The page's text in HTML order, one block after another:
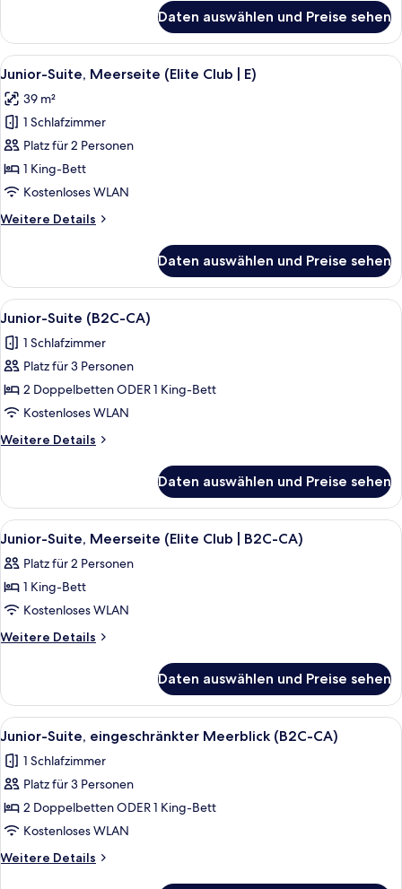
Meerblick
(Elite
Club
E)
Daten auswählen und Preise sehen
Alle
Fotos
für
Junior-
Suite,
Meerseite
(Elite
|
Ein Bett mit gemustertem Überwurf,
10
Junior-Suite, Meerseite (Elite Club | E)
39 m²
1 Schlafzimmer
Platz für 2 Personen
1 King-Bett
Kostenloses WLAN
Weitere Details
Weitere
Suite,
Meerseite
(Elite
E)
Daten auswählen und Preise sehen
Alle
Fotos
für
Junior-
Suite
(B2C-
CA)
anzeigen
Ein modernes Hotelzimmer mit
6
Junior-Suite (B2C-CA)
1 Schlafzimmer
Platz für 3 Personen
2 Doppelbetten ODER 1 King-Bett
Kostenloses WLAN
Weitere Details
Weitere
Suite
(B2C-
CA)
Daten auswählen und Preise sehen
Alle
Fotos
für
Junior-
Suite,
Meerseite
|
B2C-
CA)
anzeigen
Ein Bett mit gemustertem Überwurf,
10
Junior-Suite, Meerseite (Elite Club | B2C-CA)
Platz für 2 Personen
1 King-Bett
Kostenloses WLAN
Weitere Details
Weitere
Suite,
Meerseite
(Elite
B2C-
Daten auswählen und Preise sehen
Alle
Fotos
für
Junior-
Suite,
eingeschränkter
Meerblick
(B2C-
Ein Hotelzimmer mit zwei Betten,
7
Junior-Suite, eingeschränkter Meerblick (B2C-CA)
1 Schlafzimmer
Platz für 3 Personen
2 Doppelbetten ODER 1 King-Bett
Kostenloses WLAN
Weitere Details
Weitere